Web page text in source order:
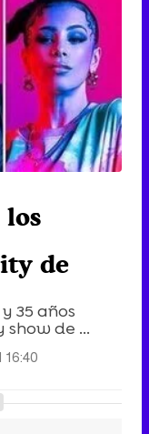
los
de
35 años
de ...
16:40